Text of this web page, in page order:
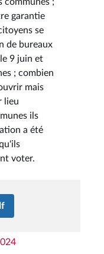
garantie
se
de bureaux
9 juin et
; combien
mais
lieu
ils
a été
voter.